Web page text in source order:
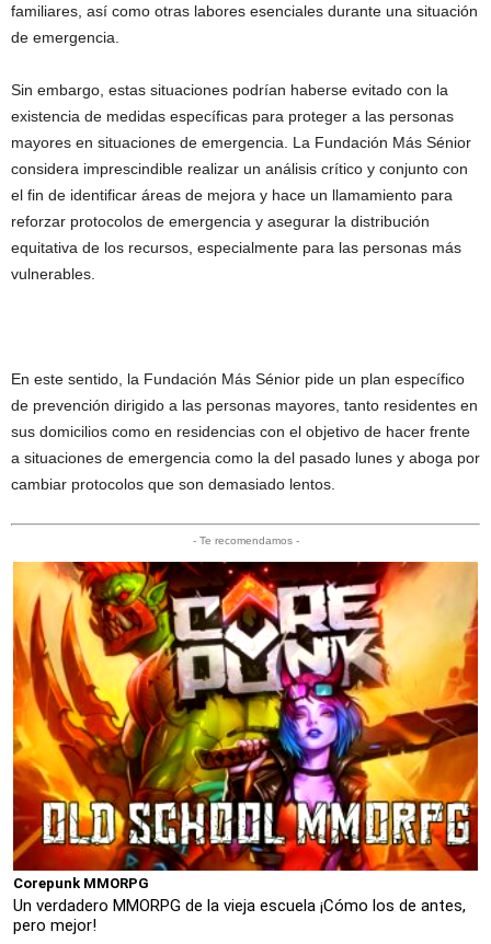
familiares, así como otras labores esenciales durante una situación
de emergencia.
Sin embargo, estas situaciones podrían haberse evitado con la
existencia de medidas específicas para proteger a las personas
mayores en situaciones de emergencia. La Fundación Más Sénior
considera imprescindible realizar un análisis crítico y conjunto con
el fin de identificar áreas de mejora y hace un llamamiento para
reforzar protocolos de emergencia y asegurar la distribución
equitativa de los recursos, especialmente para las personas más
vulnerables.
En este sentido, la Fundación Más Sénior pide un plan específico
de prevención dirigido a las personas mayores, tanto residentes en
sus domicilios como en residencias con el objetivo de hacer frente
a situaciones de emergencia como la del pasado lunes y aboga por
cambiar protocolos que son demasiado lentos.
- Te recomendamos -
Corepunk MMORPG
Un verdadero MMORPG de la vieja escuela ¡Cómo los de antes,
pero mejor!